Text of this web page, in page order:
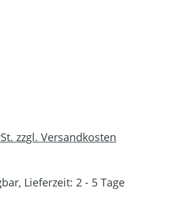
zzgl. Versandkosten
Lieferzeit: 2 - 5 Tage